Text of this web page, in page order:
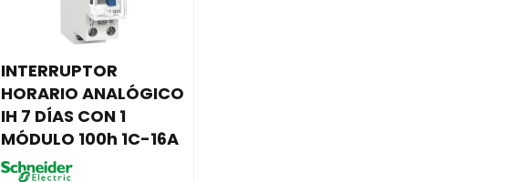
INTERRUPTOR
HORARIO ANALÓGICO
IH 7 DÍAS CON 1
MÓDULO 100h 1C-16A